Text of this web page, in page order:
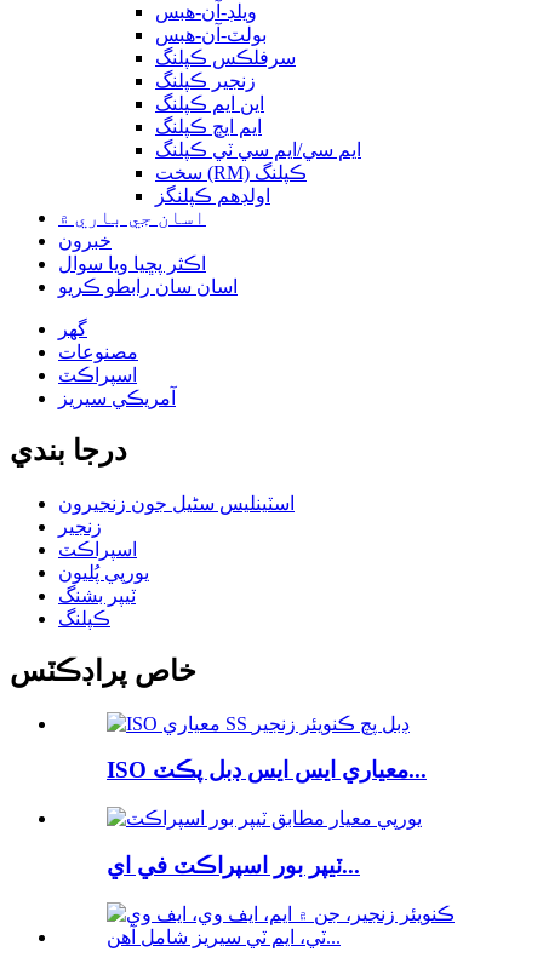
ويلڊ-آن-هبس
بولٽ-آن-هبس
سرفلڪس ڪپلنگ
زنجير ڪپلنگ
اين ايم ڪپلنگ
ايم ايڇ ڪپلنگ
ايم سي/ايم سي ٽي ڪپلنگ
سخت (RM) ڪپلنگ
اولڊهم ڪپلنگز
اسان جي باري ۾
خبرون
اڪثر پڇيا ويا سوال
اسان سان رابطو ڪريو
گھر
مصنوعات
اسپراڪٽ
آمريڪي سيريز
درجا بندي
اسٽينلیس سٹیل جون زنجيرون
زنجير
اسپراڪٽ
يورپي پُليون
ٽيپر بشنگ
ڪپلنگ
خاص پراڊڪٽس
ISO معياري ايس ايس ڊبل پڪٽ...
ٽيپر بور اسپراڪٽ في اي...